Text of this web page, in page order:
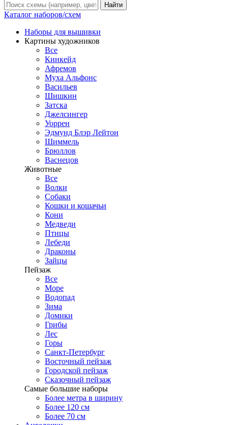
Найти
Каталог наборов/схем
Наборы для вышивки
Картины художников
Все
Кинкейд
Афремов
Муха Альфонс
Васильев
Шишкин
Затска
Джелсингер
Уоррен
Эдмунд Блэр Лейтон
Шиммель
Брюллов
Васнецов
Животные
Все
Волки
Собаки
Кошки и кошачьи
Кони
Медведи
Птицы
Лебеди
Драконы
Зайцы
Пейзаж
Все
Море
Водопад
Зима
Домики
Грибы
Лес
Горы
Санкт-Петербург
Восточный пейзаж
Городской пейзаж
Сказочный пейзаж
Самые большие наборы
Более метра в ширину
Более 120 см
Более 70 см